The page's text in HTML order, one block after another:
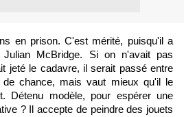
en prison. C'est mérité, puisqu'il a
Julian McBridge. Si on n'avait pas
jeté le cadavre, il serait passé entre
chance, mais vaut mieux qu'il le
Détenu modèle, pour espérer une
? Il accepte de peindre des jouets